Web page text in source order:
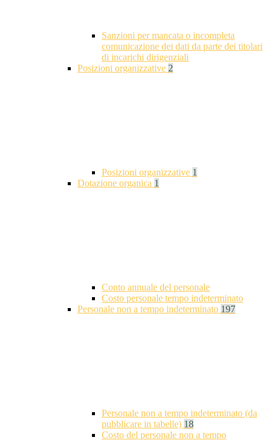
Sanzioni per mancata o incompleta
comunicazione dei dati da parte dei titolari
di incarichi dirigenziali
Posizioni organizzative 2
Posizioni organizzative 1
Dotazione organica 1
Conto annuale del personale
Costo personale tempo indeterminato
Personale non a tempo indeterminato 197
Personale non a tempo indeterminato (da
pubblicare in tabelle) 18
Costo del personale non a tempo